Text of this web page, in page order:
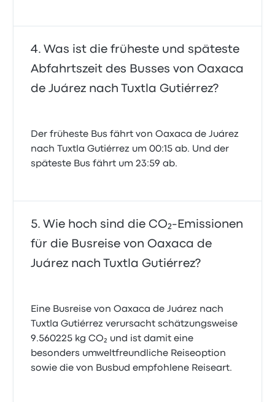
Was ist die früheste und späteste
Abfahrtszeit des Busses von Oaxaca
de Juárez nach Tuxtla Gutiérrez?
Der früheste Bus fährt von Oaxaca de Juárez
nach Tuxtla Gutiérrez um 00:15 ab. Und der
späteste Bus fährt um 23:59 ab.
Wie hoch sind die CO₂-Emissionen
für die Busreise von Oaxaca de
Juárez nach Tuxtla Gutiérrez?
Eine Busreise von Oaxaca de Juárez nach
Tuxtla Gutiérrez verursacht schätzungsweise
9.560225 kg CO₂ und ist damit eine
besonders umweltfreundliche Reiseoption
sowie die von Busbud empfohlene Reiseart.